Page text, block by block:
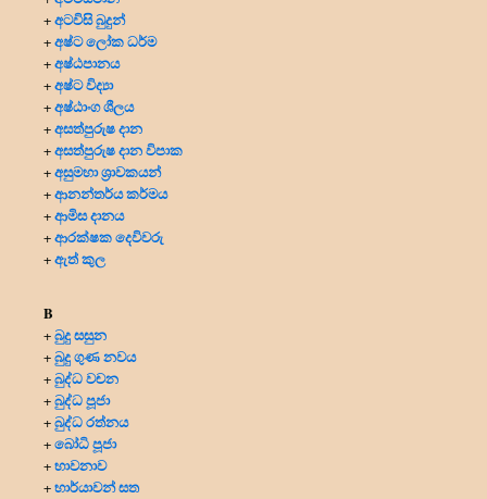
+අටවිසි බුදුන්
+අෂ්ට ලෝක ධර්ම
+අෂ්ඨපානය
+අෂ්ට විද්‍යා
+අෂ්ඨාංග ශීලය
+අසත්පුරුෂ දාන
+අසත්පුරුෂ දාන විපාක
+අසුමහා ශ්‍රාවකයන්
+ආනන්තර්ය කර්මය
+ආමිස දානය
+ආරක්ෂක දෙවිවරු
+ඇත් කුල
B
+බුදු සසුන
+බුදු ගුණ නවය
+බුද්ධ වචන
+බුද්ධ පූජා
+බුද්ධ රත්නය
+බෝධි පූජා
+භාවනාව
+භාර්යාවන් සත